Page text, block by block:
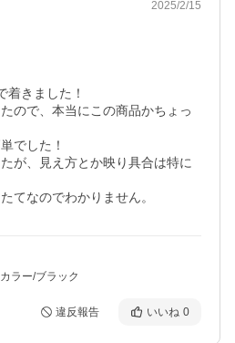
2025/2/15
着きました！
ので、本当にこの商品かちょっ
でした！
が、見え方とか映り具合は特に
てなのでわかりません。
ラー/ブラック
違反報告 いいね 0